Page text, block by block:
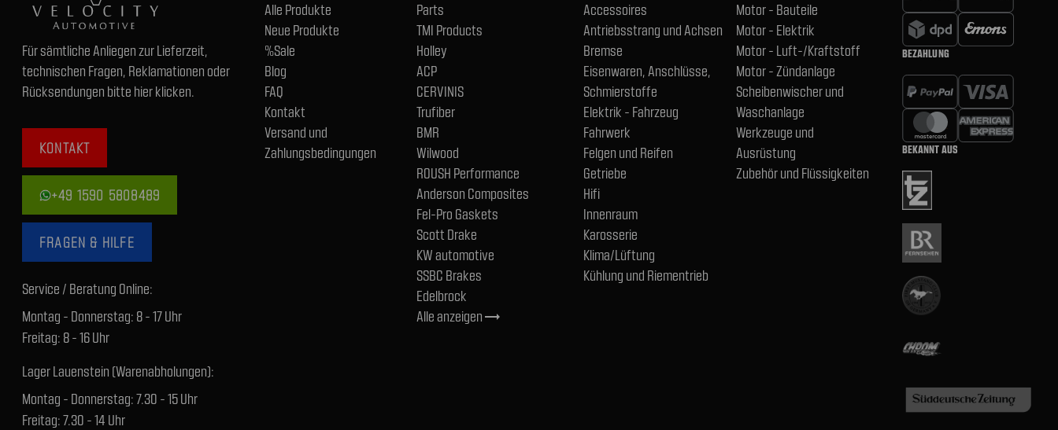
Für sämtliche Anliegen zur Lieferzeit,
technischen Fragen, Reklamationen oder
Rücksendungen bitte hier klicken.
KONTAKT
+49 1590 5808489
FRAGEN & HILFE
Service / Beratung Online:
Montag - Donnerstag: 8 - 17 Uhr
Freitag: 8 - 16 Uhr
Lager Lauenstein (Warenabholungen):
Montag - Donnerstag: 7.30 - 15 Uhr
Freitag: 7.30 - 14 Uhr
Alle Produkte
Neue Produkte
%Sale
Blog
FAQ
Kontakt
Versand und
Zahlungsbedingungen
Parts
TMI Products
Holley
ACP
CERVINIS
Trufiber
BMR
Wilwood
ROUSH Performance
Anderson Composites
Fel-Pro Gaskets
Scott Drake
KW automotive
SSBC Brakes
Edelbrock
Alle anzeigentrending_flat
Accessoires
Antriebsstrang und Achsen
Bremse
Eisenwaren, Anschlüsse,
Schmierstoffe
Elektrik - Fahrzeug
Fahrwerk
Felgen und Reifen
Getriebe
Hifi
Innenraum
Karosserie
Klima/Lüftung
Kühlung und Riementrieb
Motor - Bauteile
Motor - Elektrik
Motor - Luft-/Kraftstoff
Motor - Zündanlage
Scheibenwischer und
Waschanlage
Werkzeuge und
Ausrüstung
Zubehör und Flüssigkeiten
BEZAHLUNG
BEKANNT AUS